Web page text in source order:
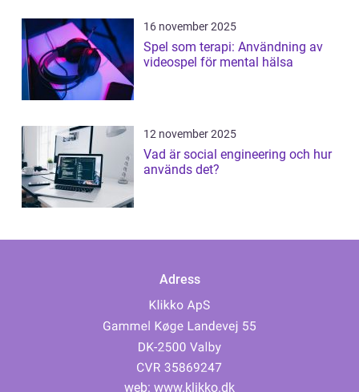
16 november 2025
Spel som terapi: Användning av
videospel för mental hälsa
12 november 2025
Vad är social engineering och hur
används det?
Adress
web: www.klikko.dk